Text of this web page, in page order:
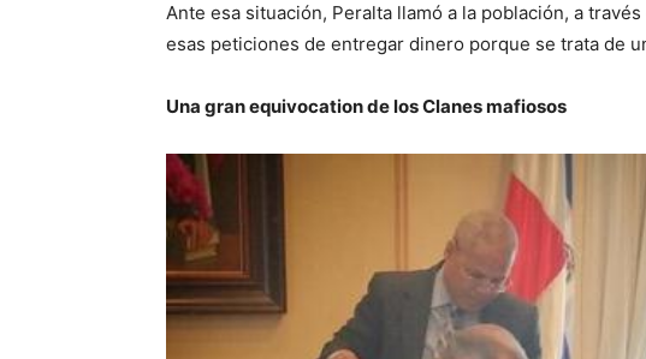
Ante esa situación, Peralta llamó a la población, a
esas peticiones de entregar dinero porque se trata de
Una gran equivocation de los Clanes mafiosos